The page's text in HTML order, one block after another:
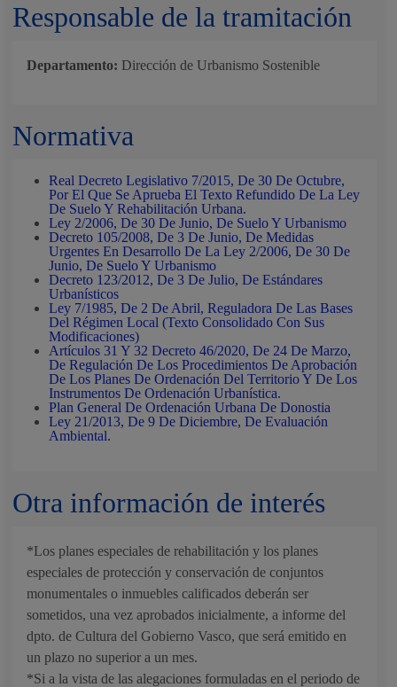
Responsable de la tramitación
Departamento: Dirección de Urbanismo Sostenible
Normativa
Real Decreto Legislativo 7/2015, De 30 De Octubre,
Por El Que Se Aprueba El Texto Refundido De La Ley
De Suelo Y Rehabilitación Urbana.
Ley 2/2006, De 30 De Junio, De Suelo Y Urbanismo
Decreto 105/2008, De 3 De Junio, De Medidas
Urgentes En Desarrollo De La Ley 2/2006, De 30 De
Junio, De Suelo Y Urbanismo
Decreto 123/2012, De 3 De Julio, De Estándares
Urbanísticos
Ley 7/1985, De 2 De Abril, Reguladora De Las Bases
Del Régimen Local (Texto Consolidado Con Sus
Modificaciones)
Artículos 31 Y 32 Decreto 46/2020, De 24 De Marzo,
De Regulación De Los Procedimientos De Aprobación
De Los Planes De Ordenación Del Territorio Y De Los
Instrumentos De Ordenación Urbanística.
Plan General De Ordenación Urbana De Donostia
Ley 21/2013, De 9 De Diciembre, De Evaluación
Ambiental.
Otra información de interés
*Los planes especiales de rehabilitación y los planes
especiales de protección y conservación de conjuntos
monumentales o inmuebles calificados deberán ser
sometidos, una vez aprobados inicialmente, a informe del
dpto. de Cultura del Gobierno Vasco, que será emitido en
un plazo no superior a un mes.
*Si a la vista de las alegaciones formuladas en el periodo de